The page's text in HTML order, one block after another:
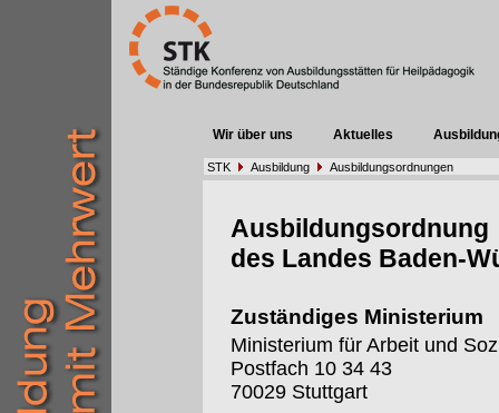
Wir über uns Aktuelles
STK Ausbildung Ausbildungsordnungen
Ausbildungsordnung
des Landes Baden-
Zuständiges Ministerium
Ministerium für Arbeit und
Postfach 10 34 43
70029 Stuttgart